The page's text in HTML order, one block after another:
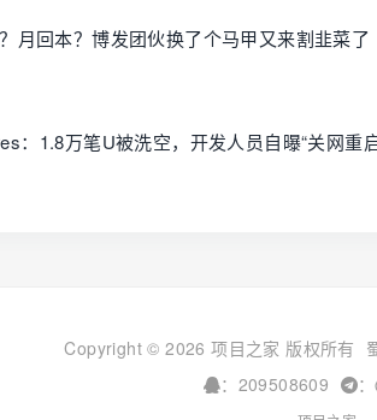
月回本？博发团伙换了个马甲又来割韭菜了
：1.8万笔U被洗空，开发人员自曝“关网
Copyright © 2026 项目之家 版权所有
：209508609